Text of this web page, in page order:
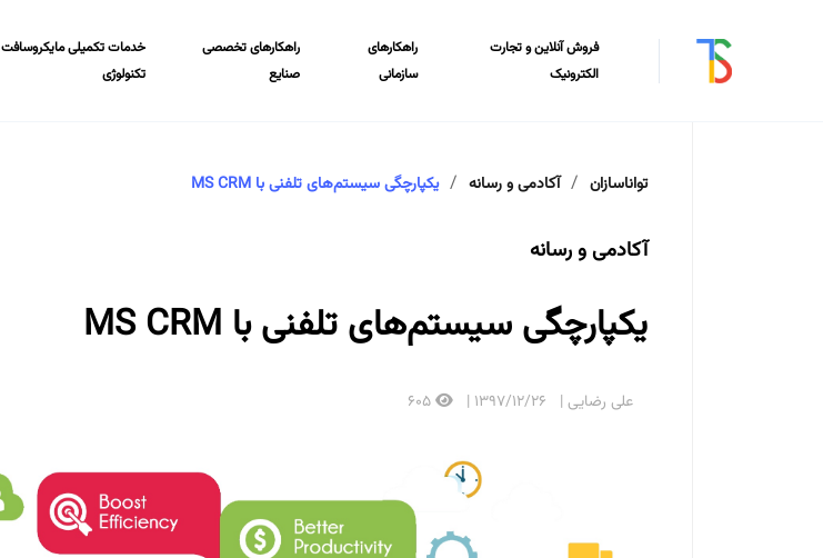
فروش آنلاین و تجارت
الکترونیک
راهکارهای
سازمانی
راهکارهای تخصصی
صنایع
خدمات تکمیلی مایکروسافت
تکنولوژی
تواناسازان آکادمی و رسانه یکپارچگی سیستم‌های تلفنی با MS CRM
آکادمی و رسانه
یکپارچگی سیستم‌های تلفنی با MS CRM
علی رضایی 1397/12/26